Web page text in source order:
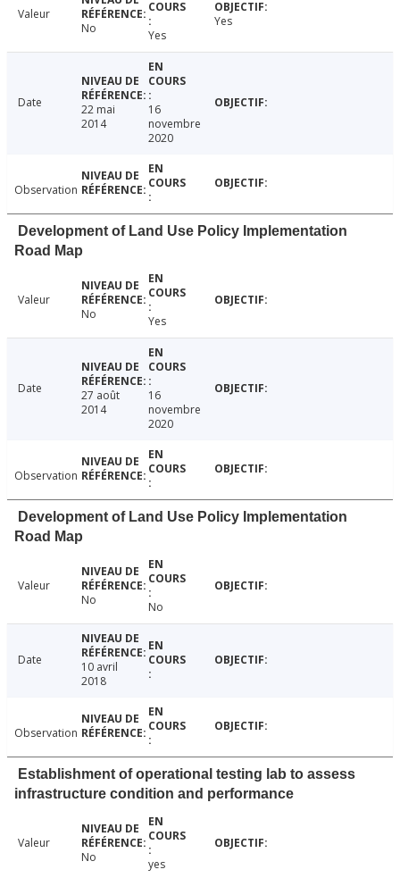
Valeur
No
Yes
Yes
Date
22 mai
2014
16
novembre
2020
Observation
Development of Land Use Policy Implementation
Road Map
Valeur
No
Yes
Date
27 août
2014
16
novembre
2020
Observation
Development of Land Use Policy Implementation
Road Map
Valeur
No
No
Date
10 avril
2018
Observation
Establishment of operational testing lab to assess
infrastructure condition and performance
Valeur
No
yes